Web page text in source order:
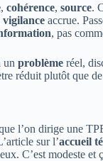
, cohérence, source.
vigilance accrue.
, pas
un problème réel,
réduit plutôt que
l’on dirige une
sur l’accueil
C’est modeste